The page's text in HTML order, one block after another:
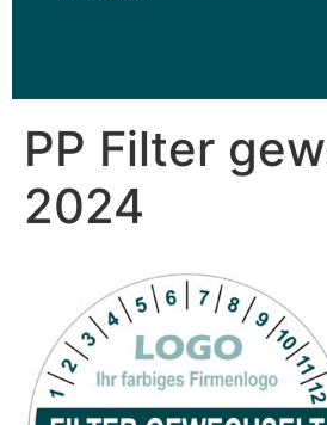
PP Filter
2024